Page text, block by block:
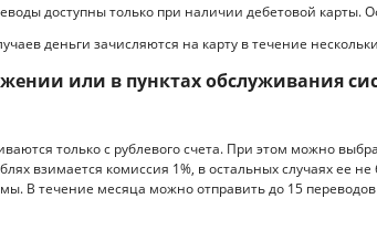
доступны только при наличии дебетовой карты.
деньги зачисляются на карту в течение
или в пунктах обслуживания
только с рублевого счета. При этом можно
взимается комиссия 1%, в остальных случаях ее
В течение месяца можно отправить до 15